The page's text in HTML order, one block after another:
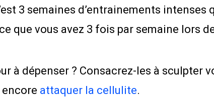
3 semaines d’entrainements
que vous avez 3 fois par semaine lors
à dépenser ? Consacrez-les à sculpter
encore attaquer la cellulite.